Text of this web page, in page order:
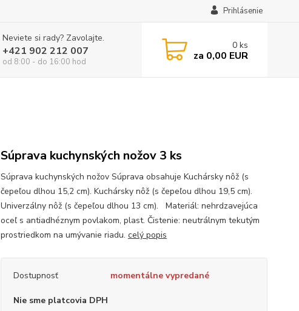
Prihlásenie
Neviete si rady? Zavolajte.
+421 902 212 007
od 8:00 - do 16:00 hod
0 ks
za 0,00 EUR
Súprava kuchynských nožov 3 ks
Súprava kuchynských nožov Súprava obsahuje Kuchársky nôž (s
čepeľou dlhou 15,2 cm). Kuchársky nôž (s čepeľou dlhou 19,5 cm).
Univerzálny nôž (s čepeľou dlhou 13 cm). Materiál: nehrdzavejúca
oceľ s antiadhéznym povlakom, plast. Čistenie: neutrálnym tekutým
prostriedkom na umývanie riadu. celý popis
Dostupnosť momentálne vypredané
Nie sme platcovia DPH